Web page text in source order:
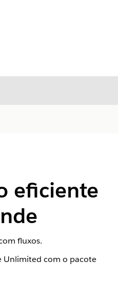
eficiente
fluxos.
Unlimited com o pacote